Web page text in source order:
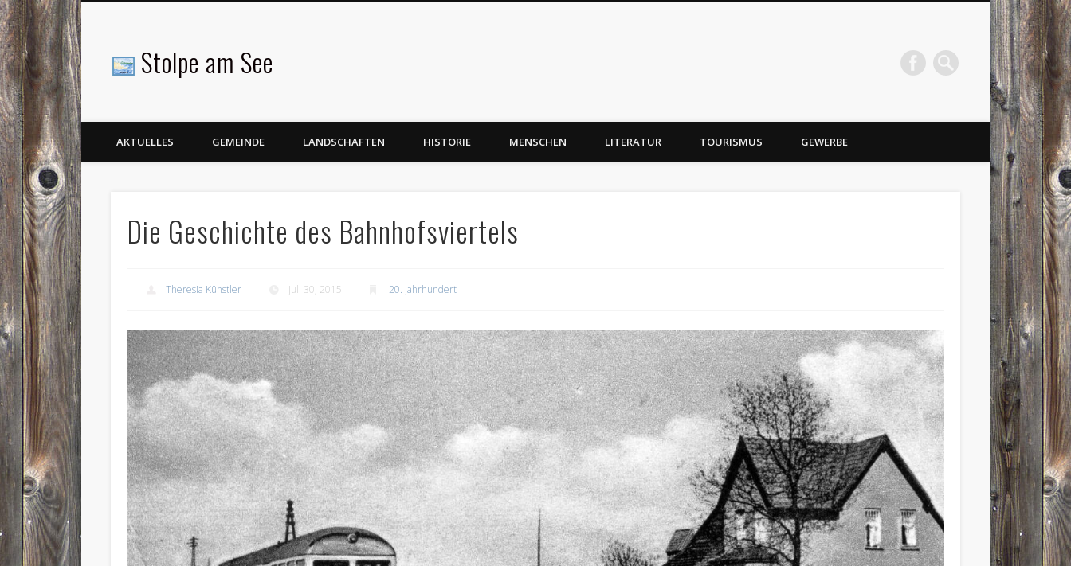
Stolpe am See
Facebook
AKTUELLES GEMEINDE LANDSCHAFTEN HISTORIE MENSCHEN LITERATUR TOURISMUS GEWERBE
Die Geschichte des Bahnhofsviertels
Theresia Künstler Juli 30, 2015 20. Jahrhundert